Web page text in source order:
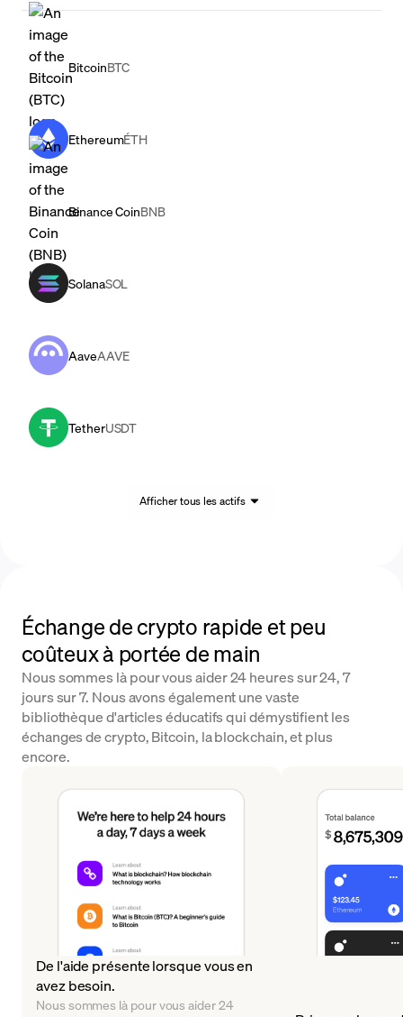
BitcoinBTC
EthereumÉTH
Binance CoinBNB
SolanaSOL
AaveAAVE
TetherUSDT
Afficher tous les actifs
Échange de crypto rapide et peu
coûteux à portée de main
Nous sommes là pour vous aider 24 heures sur 24, 7
jours sur 7. Nous avons également une vaste
bibliothèque d'articles éducatifs qui démystifient les
échanges de crypto, Bitcoin, la blockchain, et plus
encore.
De l'aide présente lorsque vous en
avez besoin.
Nous sommes là pour vous aider 24